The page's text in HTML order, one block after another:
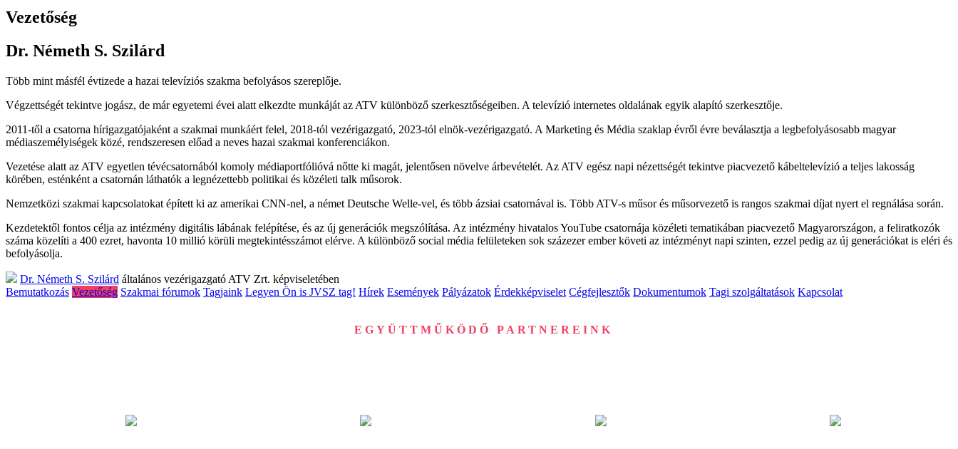
Vezetőség
Dr. Németh S. Szilárd
Több mint másfél évtizede a hazai televíziós szakma befolyásos szereplője.
Végzettségét tekintve jogász, de már egyetemi évei alatt elkezdte munkáját az ATV különböző szerkesztőségeiben. A televízió internetes oldalának egyik alapító szerkesztője.
2011-től a csatorna hírigazgatójaként a szakmai munkáért felel, 2018-tól vezérigazgató, 2023-tól elnök-vezérigazgató. A Marketing és Média szaklap évről évre beválasztja a legbefolyásosabb magyar
médiaszemélyiségek közé, rendszeresen előad a neves hazai szakmai konferenciákon.
Vezetése alatt az ATV egyetlen tévécsatornából komoly médiaportfólióvá nőtte ki magát, jelentősen növelve árbevételét. Az ATV egész napi nézettségét tekintve piacvezető kábeltelevízió a teljes lakosság
körében, esténként a csatornán láthatók a legnézettebb politikai és közéleti talk műsorok.
Nemzetközi szakmai kapcsolatokat épített ki az amerikai CNN-nel, a német Deutsche Welle-vel, és több ázsiai csatornával is. Több ATV-s műsor és műsorvezető is rangos szakmai díjat nyert el regnálása során.
Kezdetektől fontos célja az intézmény digitális lábának felépítése, és az új generációk megszólítása. Az intézmény hivatalos YouTube csatornája közéleti tematikában piacvezető Magyarországon, a feliratkozók
száma közelíti a 400 ezret, havonta 10 millió körüli megtekintésszámot elérve. A különböző social média felületeken sok százezer ember követi az intézményt napi szinten, ezzel pedig az új generációkat is eléri és
befolyásolja.
Dr. Németh S. Szilárd általános vezérigazgató ATV Zrt. képviseletében
Bemutatkozás Vezetőség Szakmai fórumok Tagjaink Legyen Ön is JVSZ tag! Hírek Események Pályázatok Érdekképviselet Cégfejlesztők Dokumentumok Tagi szolgáltatások Kapcsolat
EGYÜTTMŰKÖDŐ PARTNEREINK